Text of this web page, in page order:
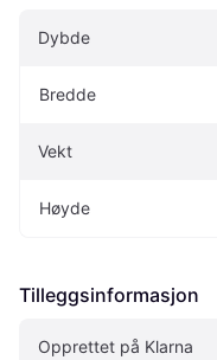
Dybde
Bredde
Vekt
Høyde
Tilleggsinformasjon
Opprettet på Klarna